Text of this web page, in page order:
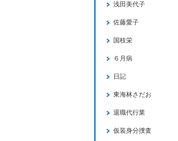
浅田美代子
佐藤愛子
国枝栄
６月病
日記
東海林さだお
退職代行業
仮装身分捜査